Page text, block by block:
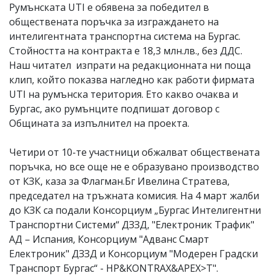
Румънската UTI е обявена за победител в
обществената поръчка за изграждането на
интелигентната транспортна система на Бургас.
Стойността на контракта е 18,3 млн.лв., без ДДС.
Наш читател изпрати на редакционната ни поща
клип, който показва нагледно как работи фирмата
UTI на румънска територия. Ето какво очаква и
Бургас, ако румънците подпишат договор с
Общината за изпълнител на проекта.
Четири от 10-те участници обжалват обществената
поръчка, но все още не е образувано производство
от КЗК, каза за Флагман.Бг Ивелина Стратева,
председател на тръжната комисия. На 4 март жалби
до КЗК са подали Консорциум „Бургас Интелигентни
Транспортни Системи“ ДЗЗД, "Електроник Трафик"
АД – Испания, Консорциум "Адванс Смарт
Електроник" ДЗЗД и Консорциум "Модерен Градски
Транспорт Бургас“ - НР&KONTRAX&APEX>T".